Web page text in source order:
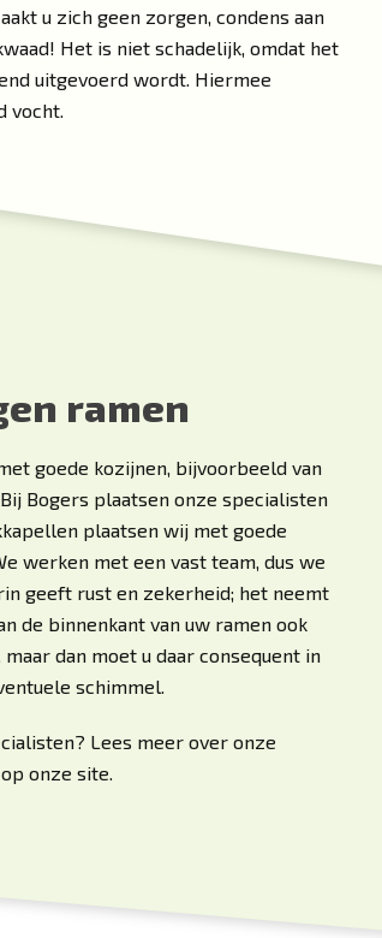
u zich geen zorgen, condens aan
Het is niet schadelijk, omdat het
uitgevoerd wordt. Hiermee
vocht.
ramen
goede kozijnen, bijvoorbeeld van
Bogers plaatsen onze specialisten
plaatsen wij met goede
werken met een vast team, dus we
geeft rust en zekerheid; het neemt
de binnenkant van uw ramen ook
dan moet u daar consequent in
schimmel.
Lees meer over onze
onze site.